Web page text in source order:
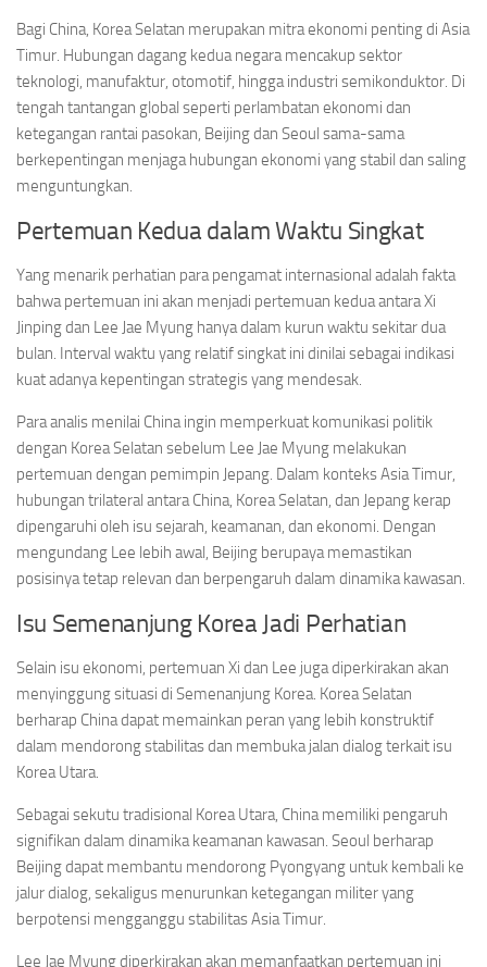
Bagi China, Korea Selatan merupakan mitra ekonomi penting di Asia
Timur. Hubungan dagang kedua negara mencakup sektor
teknologi, manufaktur, otomotif, hingga industri semikonduktor. Di
tengah tantangan global seperti perlambatan ekonomi dan
ketegangan rantai pasokan, Beijing dan Seoul sama-sama
berkepentingan menjaga hubungan ekonomi yang stabil dan saling
menguntungkan.
Pertemuan Kedua dalam Waktu Singkat
Yang menarik perhatian para pengamat internasional adalah fakta
bahwa pertemuan ini akan menjadi pertemuan kedua antara Xi
Jinping dan Lee Jae Myung hanya dalam kurun waktu sekitar dua
bulan. Interval waktu yang relatif singkat ini dinilai sebagai indikasi
kuat adanya kepentingan strategis yang mendesak.
Para analis menilai China ingin memperkuat komunikasi politik
dengan Korea Selatan sebelum Lee Jae Myung melakukan
pertemuan dengan pemimpin Jepang. Dalam konteks Asia Timur,
hubungan trilateral antara China, Korea Selatan, dan Jepang kerap
dipengaruhi oleh isu sejarah, keamanan, dan ekonomi. Dengan
mengundang Lee lebih awal, Beijing berupaya memastikan
posisinya tetap relevan dan berpengaruh dalam dinamika kawasan.
Isu Semenanjung Korea Jadi Perhatian
Selain isu ekonomi, pertemuan Xi dan Lee juga diperkirakan akan
menyinggung situasi di Semenanjung Korea. Korea Selatan
berharap China dapat memainkan peran yang lebih konstruktif
dalam mendorong stabilitas dan membuka jalan dialog terkait isu
Korea Utara.
Sebagai sekutu tradisional Korea Utara, China memiliki pengaruh
signifikan dalam dinamika keamanan kawasan. Seoul berharap
Beijing dapat membantu mendorong Pyongyang untuk kembali ke
jalur dialog, sekaligus menurunkan ketegangan militer yang
berpotensi mengganggu stabilitas Asia Timur.
Lee Jae Myung diperkirakan akan memanfaatkan pertemuan ini